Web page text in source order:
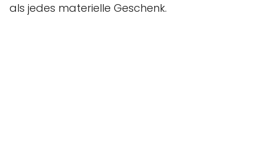
als jedes materielle Geschenk.